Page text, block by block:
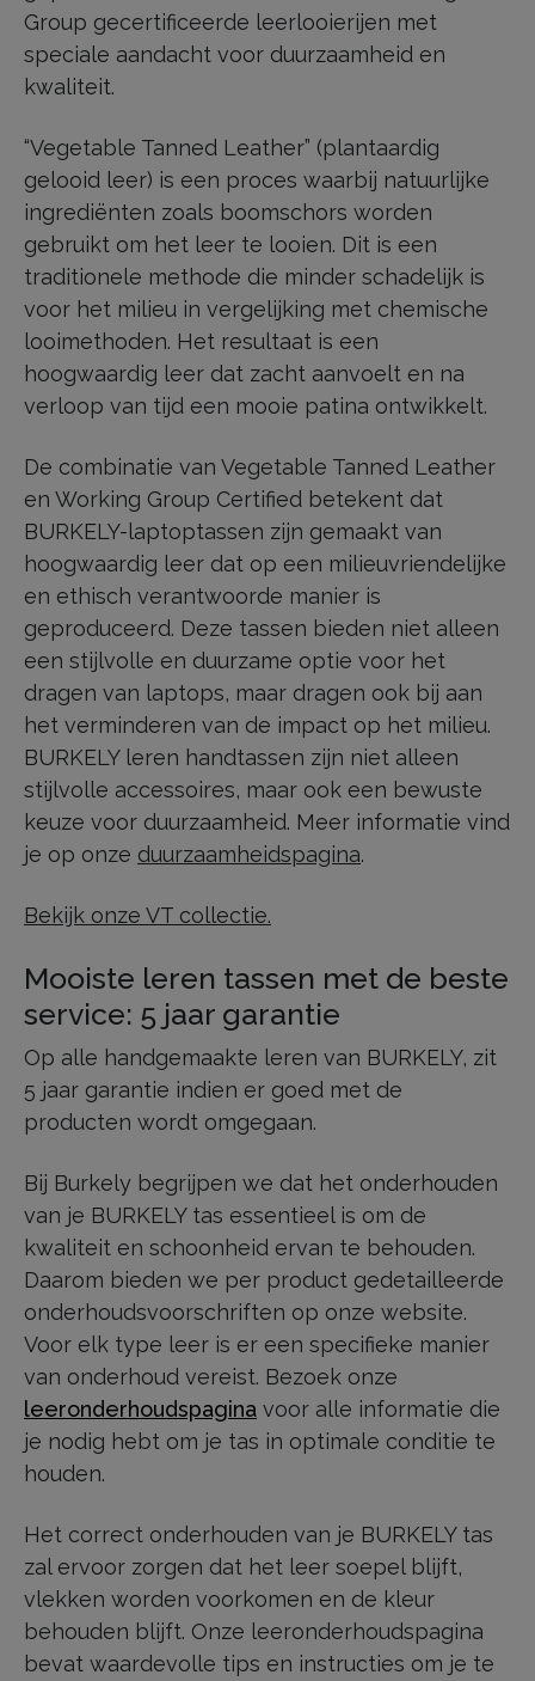
Group gecertificeerde leerlooierijen met
speciale aandacht voor duurzaamheid en
kwaliteit.
“Vegetable Tanned Leather” (plantaardig
gelooid leer) is een proces waarbij natuurlijke
ingrediënten zoals boomschors worden
gebruikt om het leer te looien. Dit is een
traditionele methode die minder schadelijk is
voor het milieu in vergelijking met chemische
looimethoden. Het resultaat is een
hoogwaardig leer dat zacht aanvoelt en na
verloop van tijd een mooie patina ontwikkelt.
De combinatie van Vegetable Tanned Leather
en Working Group Certified betekent dat
BURKELY-laptoptassen zijn gemaakt van
hoogwaardig leer dat op een milieuvriendelijke
en ethisch verantwoorde manier is
geproduceerd. Deze tassen bieden niet alleen
een stijlvolle en duurzame optie voor het
dragen van laptops, maar dragen ook bij aan
het verminderen van de impact op het milieu.
BURKELY leren handtassen zijn niet alleen
stijlvolle accessoires, maar ook een bewuste
keuze voor duurzaamheid. Meer informatie vind
je op onze duurzaamheidspagina.
Bekijk onze VT collectie.
Mooiste leren tassen met de beste
service: 5 jaar garantie
Op alle handgemaakte leren van BURKELY, zit
5 jaar garantie indien er goed met de
producten wordt omgegaan.
Bij Burkely begrijpen we dat het onderhouden
van je BURKELY tas essentieel is om de
kwaliteit en schoonheid ervan te behouden.
Daarom bieden we per product gedetailleerde
onderhoudsvoorschriften op onze website.
Voor elk type leer is er een specifieke manier
van onderhoud vereist. Bezoek onze
leeronderhoudspagina voor alle informatie die
je nodig hebt om je tas in optimale conditie te
houden.
Het correct onderhouden van je BURKELY tas
zal ervoor zorgen dat het leer soepel blijft,
vlekken worden voorkomen en de kleur
behouden blijft. Onze leeronderhoudspagina
bevat waardevolle tips en instructies om je te